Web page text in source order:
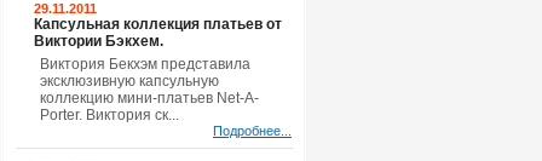
29.11.2011
Капсульная коллекция платьев от
Виктории Бэкхем.
Виктория Бекхэм представила
эксклюзивную капсульную
коллекцию мини-платьев Net-A-
Porter. Виктория ск...
Подробнее...